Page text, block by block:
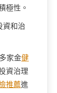
極性。
資和治
家金健
資治理
推薦進